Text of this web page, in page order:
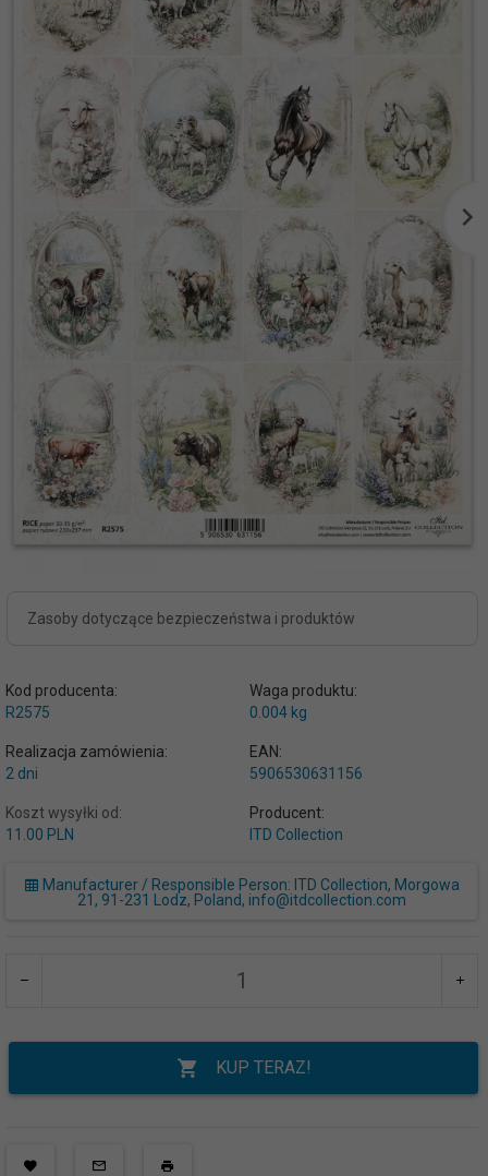
Zasoby dotyczące bezpieczeństwa i produktów
Kod producenta:
R2575
Waga produktu:
0.004 kg
Realizacja zamówienia:
2 dni
EAN:
5906530631156
Koszt wysyłki od:
11.00 PLN
Producent:
ITD Collection
Manufacturer / Responsible Person: ITD Collection, Morgowa
21, 91-231 Lodz, Poland, info@itdcollection.com
KUP TERAZ!